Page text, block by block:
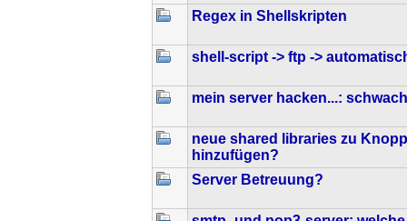
Regex in Shellskripten
shell-script -> ftp ->
mein server hacken...:
neue shared libraries zu
hinzufügen?
Server Betreuung?